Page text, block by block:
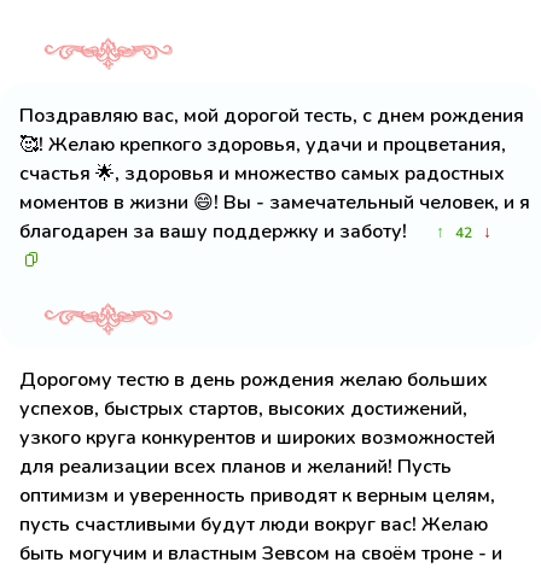
Поздравляю вас, мой дорогой тесть, с днем рождения
🥰! Желаю крепкого здоровья, удачи и процветания,
счастья 🌟, здоровья и множество самых радостных
моментов в жизни 😄! Вы - замечательный человек, и я
благодарен за вашу поддержку и заботу!
↑ 42 ↓
Дорогому тестю в день рождения желаю больших
успехов, быстрых стартов, высоких достижений,
узкого круга конкурентов и широких возможностей
для реализации всех планов и желаний! Пусть
оптимизм и уверенность приводят к верным целям,
пусть счастливыми будут люди вокруг вас! Желаю
быть могучим и властным Зевсом на своём троне - и